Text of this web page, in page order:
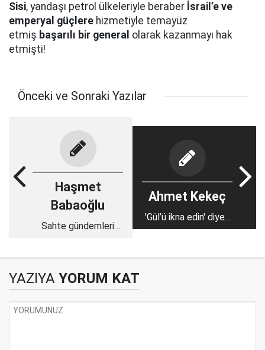
Sisi, yandaşı petrol ülkeleriyle beraber İsrail’e ve
emperyal güçlere hizmetiyle temayüz
etmiş başarılı bir general olarak kazanmayı hak
etmişti!
Önceki ve Sonraki Yazılar
Haşmet
Babaoğlu
Sahte gündemleri
Ahmet Kekeç
'Gül’ü ikna edin' diyen
Fehmi Koru boş mu
YAZIYA YORUM KAT